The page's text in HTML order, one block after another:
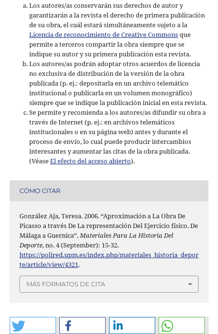
Los autores/as conservarán sus derechos de autor y
garantizarán a la revista el derecho de primera publicación
de su obra, el cuál estará simultáneamente sujeto a la
Licencia de reconocimiento de Creative Commonsque
permite a terceros compartir la obra siempre que se
indique su autor y su primera publicación esta revista.
Los autores/as podrán adoptar otros acuerdos de licencia
no exclusiva de distribución de la versión de la obra
publicada (p. ej.: depositarla en un archivo telemático
institucional o publicarla en un volumen monográfico)
siempre que se indique la publicación inicial en esta revista.
Se permite y recomienda a los autores/as difundir su obra a
través de Internet (p. ej.: en archivos telemáticos
institucionales o en su página web) antes y durante el
proceso de envío, lo cual puede producir intercambios
interesantes y aumentar las citas de la obra publicada.
(VéaseEl efecto del acceso abierto).
CÓMO CITAR
González Aja, Teresa. 2006. “Aproximación a La Obra De
Picasso a través De La representación Del Ejercicio físico. De
Málaga a Guernica”.Materiales Para La Historia Del
Deporte, no. 4 (September): 15-32.
https://polired.upm.es/index.php/materiales_historia_depor
te/article/view/4321.
MÁS FORMATOS DE CITA